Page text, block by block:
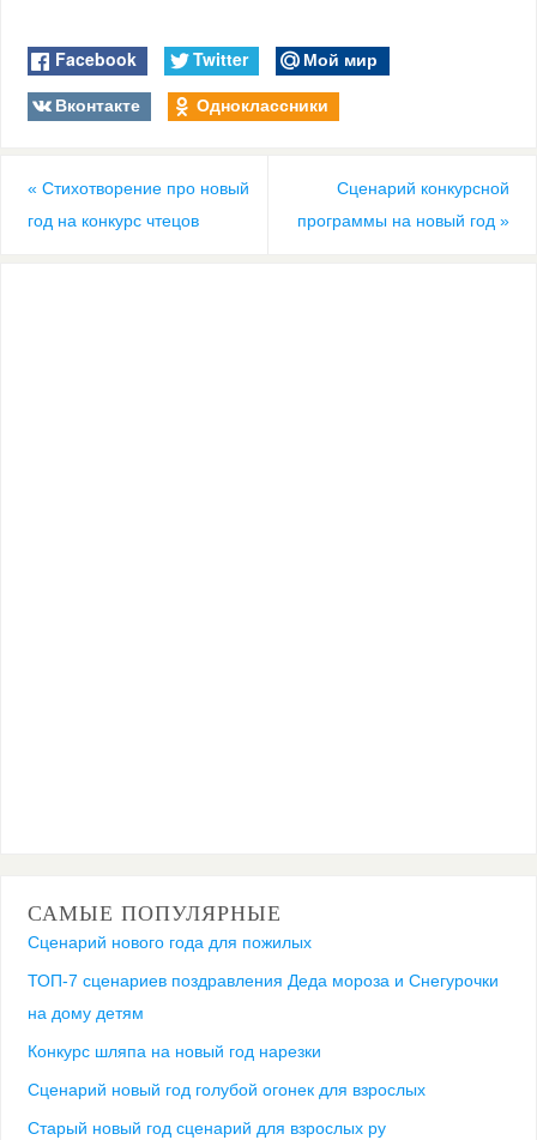
Facebook Twitter
Мой мир
Вконтакте
Одноклассники
« Стихотворение про новый
год на конкурс чтецов
Сценарий конкурсной
программы на новый год»
САМЫЕ ПОПУЛЯРНЫЕ
Сценарий нового года для пожилых
ТОП-7 сценариев поздравления Деда мороза и Снегурочки
на дому детям
Конкурс шляпа на новый год нарезки
Сценарий новый год голубой огонек для взрослых
Старый новый год сценарий для взрослых ру